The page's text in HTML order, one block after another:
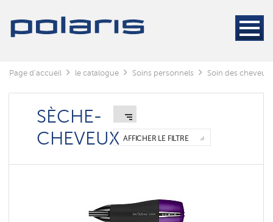
Page d'accueil le catalogue Soins personnels Soin des cheveux
SÈCHE-
CHEVEUX AFFICHER LE FILTRE
Sèche-
Sèches
avec
peigne
pliables